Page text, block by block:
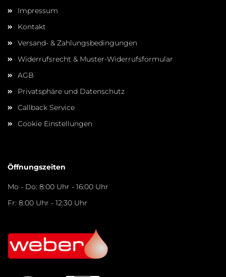
Impressum
Kontakt
Versand- & Zahlungsbedingungen
Widerrufsrecht & Muster-Widerrufsformular
AGB
Privatsphäre und Datenschutz
Callback Service
Cookie Einstellungen
Öffnungszeiten
Mo - Do: 8:00 Uhr - 16:00 Uhr
Fr: 8:00 Uhr - 12:30 Uhr